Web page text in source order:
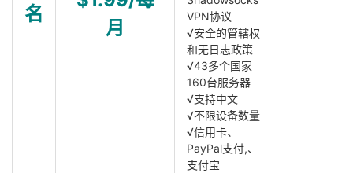
名
月
VPN协议
√安全的管辖权
和无日志政策
√43多个国家
160台服务器
√支持中文
√不限设备数量
√信用卡、
PayPal支付,、
支付宝